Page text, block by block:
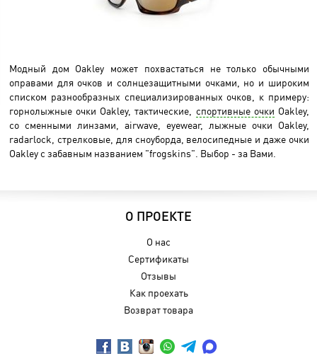
Модный дом Oakley может похвастаться не только обычными
оправами для очков и солнцезащитными очками, но и широким
списком разнообразных специализированных очков, к примеру:
горнолыжные очки Oakley, тактические, спортивные очки Oakley,
со сменными линзами, airwave, eyewear, лыжные очки Oakley,
radarlock, стрелковые, для сноуборда, велосипедные и даже очки
Oakley с забавным названием "frogskins". Выбор - за Вами.
О ПРОЕКТЕ
О нас
Сертификаты
Отзывы
Как проехать
Возврат товара